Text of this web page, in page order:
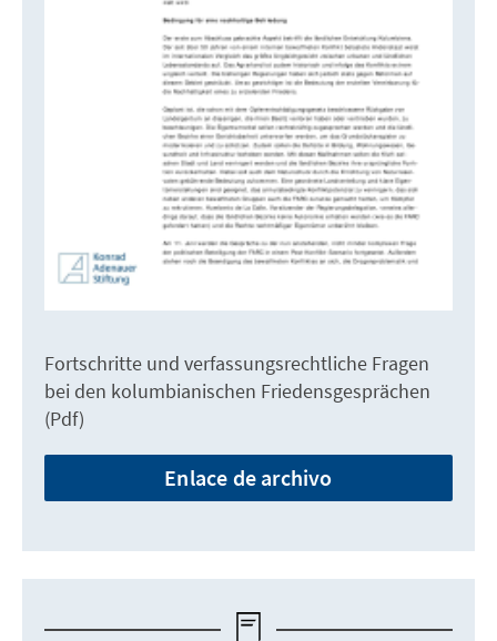
Fortschritte und verfassungsrechtliche Fragen
bei den kolumbianischen Friedensgesprächen
(Pdf)
Enlace de archivo